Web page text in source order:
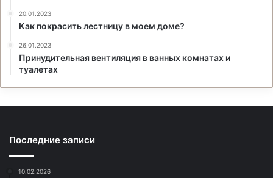
20.01.2023
Как покрасить лестницу в моем доме?
26.01.2023
Принудительная вентиляция в ванных комнатах и
туалетах
Последние записи
10.02.2026